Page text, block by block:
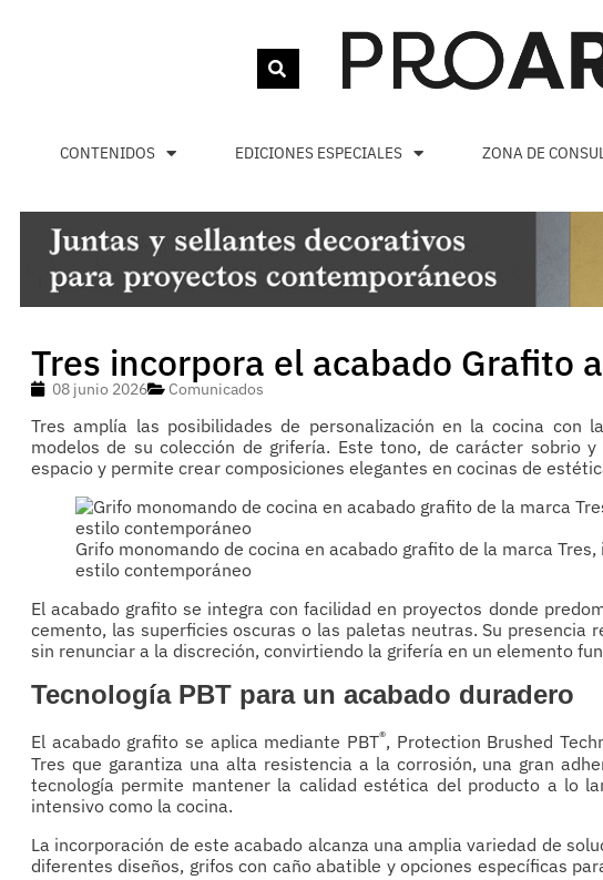
CONTENIDOS EDICIONES ESPECIALES ZONA DE
Tres incorpora el acabado Grafito
08 junio 2026 Comunicados
Tres amplía las posibilidades de personalización en la cocina con
modelos de su colección de grifería. Este tono, de carácter sobrio
espacio y permite crear composiciones elegantes en cocinas de
Grifo monomando de cocina en acabado grafito de la marca
estilo contemporáneo
El acabado grafito se integra con facilidad en proyectos donde
cemento, las superficies oscuras o las paletas neutras. Su presencia
sin renunciar a la discreción, convirtiendo la grifería en un elemento
Tecnología PBT para un acabado duradero
El acabado grafito se aplica mediante PBT®, Protection Brushed
Tres que garantiza una alta resistencia a la corrosión, una gran
tecnología permite mantener la calidad estética del producto a lo
intensivo como la cocina.
La incorporación de este acabado alcanza una amplia variedad de
diferentes diseños, grifos con caño abatible y opciones específicas